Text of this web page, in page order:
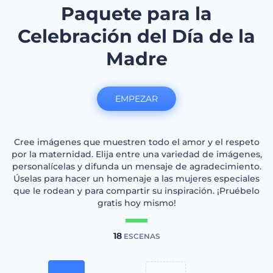
Paquete para la
Celebración del Día de la
Madre
Cree imágenes que muestren todo el amor y el respeto
por la maternidad. Elija entre una variedad de imágenes,
personalícelas y difunda un mensaje de agradecimiento.
Úselas para hacer un homenaje a las mujeres especiales
que le rodean y para compartir su inspiración. ¡Pruébelo
gratis hoy mismo!
18ESCENAS
EMPEZAR